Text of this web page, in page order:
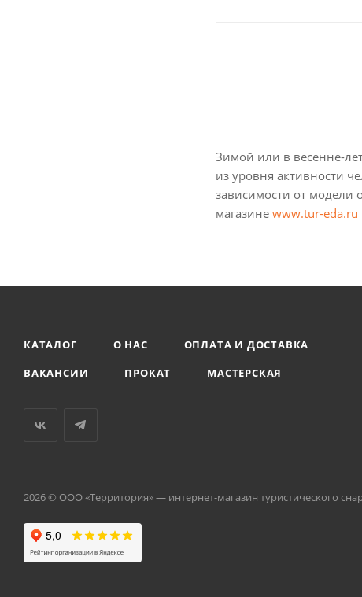
Зимой или в весенне-
из уровня активности
зависимости от модели
магазине www.tur-eda.ru
КАТАЛОГ О НАС
ОПЛАТА И ДОСТАВКА
ВАКАНСИИ
ПРОКАТ МАСТЕРСКАЯ
2026 © ООО «Территория» — интернет-магазин туристического